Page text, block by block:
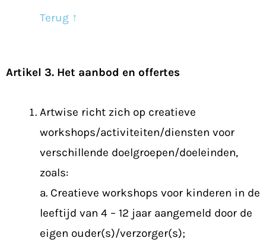
Terug ↑
Artikel 3. Het aanbod en offertes
Artwise richt zich op creatieve
workshops/activiteiten/diensten voor
verschillende doelgroepen/doeleinden,
zoals:
a. Creatieve workshops voor kinderen in de
leeftijd van 4 – 12 jaar aangemeld door de
eigen ouder(s)/verzorger(s);